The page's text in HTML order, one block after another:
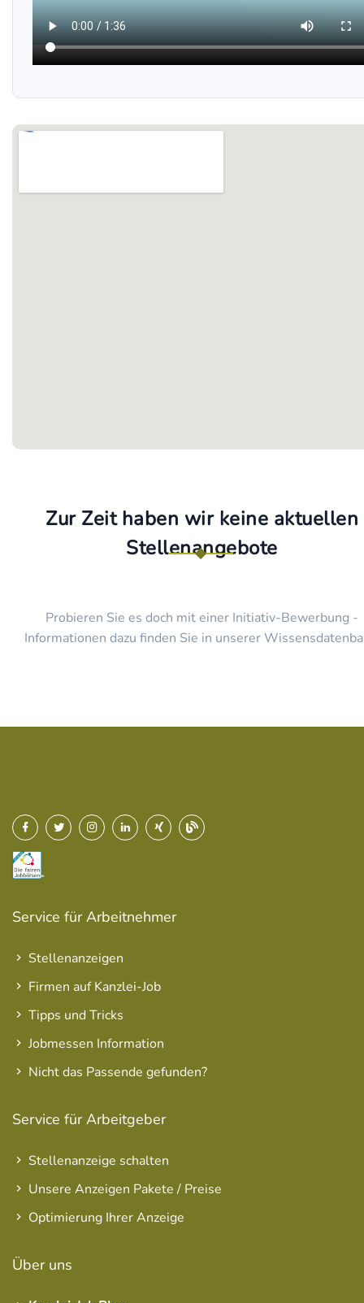
Zur Zeit haben wir keine aktuellen
Stellenangebote
Probieren Sie es doch mit einer Initiativ-Bewerbung -
Informationen dazu finden Sie in unserer
Service für Arbeitnehmer
Stellenanzeigen
Firmen auf Kanzlei-Job
Tipps und Tricks
Jobmessen Information
Nicht das Passende gefunden?
Service für Arbeitgeber
Stellenanzeige schalten
Unsere Anzeigen Pakete / Preise
Optimierung Ihrer Anzeige
Über uns